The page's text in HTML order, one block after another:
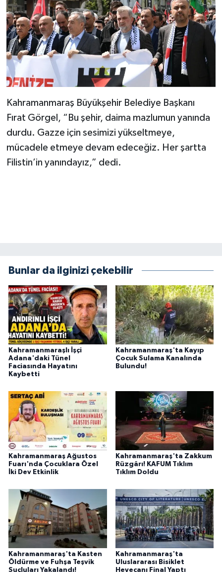
Kahramanmaraş Büyükşehir Belediye Başkanı
Fırat Görgel, “Bu şehir, daima mazlumun yanında
durdu. Gazze için sesimizi yükseltmeye,
mücadele etmeye devam edeceğiz. Her şartta
Filistin’in yanındayız,” dedi.
Bunlar da ilginizi çekebilir
Kahramanmaraşlı İşçi
Adana'daki Tünel
Faciasında Hayatını
Kaybetti
Kahramanmaraş'ta Kayıp
Çocuk Sulama Kanalında
Bulundu!
Kahramanmaraş Ağustos
Fuarı'nda Çocuklara Özel
İki Dev Etkinlik
Kahramanmaraş'ta Zakkum
Rüzgârı! KAFUM Tıklım
Tıklım Doldu
Kahramanmaraş'ta Kasten
Öldürme ve Fuhşa Teşvik
Suçluları Yakalandı!
Kahramanmaraş'ta
Uluslararası Bisiklet
Heyecanı Final Yaptı
Genel
Politika
YEREL
BİLİM TEKNOLOJİ
ASAYİŞ
SEÇİM 2015
TANITIM
HABERDE İNSAN